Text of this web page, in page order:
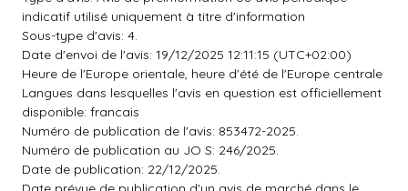
indicatif utilisé uniquement à titre d'information
Sous-type d'avis: 4.
Date d'envoi de l'avis: 19/12/2025 12:11:15 (UTC+02:00)
Heure de l'Europe orientale, heure d'été de l'Europe centrale
Langues dans lesquelles l'avis en question est officiellement
disponible: francais
Numéro de publication de l'avis: 853472-2025.
Numéro de publication au JO S: 246/2025.
Date de publication: 22/12/2025.